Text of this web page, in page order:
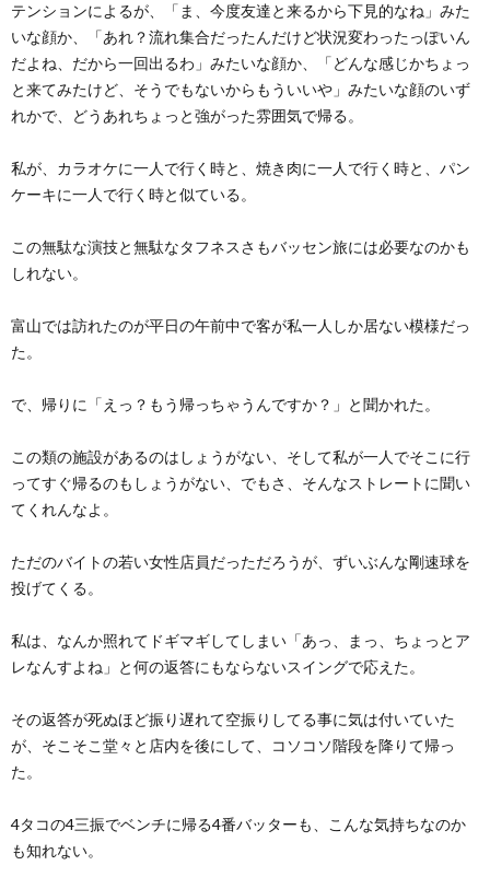
テンションによるが、「ま、今度友達と来るから下見的なね」みた
いな顔か、「あれ？流れ集合だったんだけど状況変わったっぽいん
だよね、だから一回出るわ」みたいな顔か、「どんな感じかちょっ
と来てみたけど、そうでもないからもういいや」みたいな顔のいず
れかで、どうあれちょっと強がった雰囲気で帰る。
私が、カラオケに一人で行く時と、焼き肉に一人で行く時と、パン
ケーキに一人で行く時と似ている。
この無駄な演技と無駄なタフネスさもバッセン旅には必要なのかも
しれない。
富山では訪れたのが平日の午前中で客が私一人しか居ない模様だっ
た。
で、帰りに「えっ？もう帰っちゃうんですか？」と聞かれた。
この類の施設があるのはしょうがない、そして私が一人でそこに行
ってすぐ帰るのもしょうがない、でもさ、そんなストレートに聞い
てくれんなよ。
ただのバイトの若い女性店員だっただろうが、ずいぶんな剛速球を
投げてくる。
私は、なんか照れてドギマギしてしまい「あっ、まっ、ちょっとア
レなんすよね」と何の返答にもならないスイングで応えた。
その返答が死ぬほど振り遅れて空振りしてる事に気は付いていた
が、そこそこ堂々と店内を後にして、コソコソ階段を降りて帰っ
た。
4タコの4三振でベンチに帰る4番バッターも、こんな気持ちなのか
も知れない。